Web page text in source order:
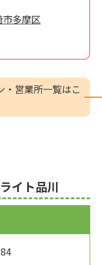
市多摩区
・営業所一覧はこ
イト品川